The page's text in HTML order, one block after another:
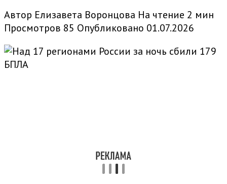
Автор Елизавета Воронцова На чтение 2 мин
Просмотров 85 Опубликовано 01.07.2026